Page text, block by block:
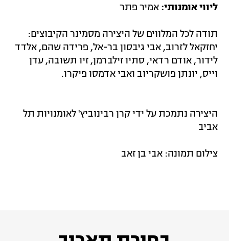
ליווי אומנותי: אמיר פתר
תודה לכל המלווים של היצירה מסמינר הקיבוצים:
יחזקאל לזרוב, אבי גיבסון בר-אל, פרידה שהם, אלדד
לידור, אודם רדאי, סתיו זילברמן, זיו תשובה, עדן
וייס, יונתן פושקריוב ואבי אדמסו פיקרו.
היצירה נתמכת על ידי קרן רבינוביץ' לאומנויות תל
אביב
צילום תמונה: אבי בן זאב